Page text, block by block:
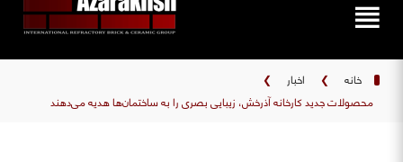
خانه ❯ اخبار
❯
محصولات جدید کارخانه آذرخش، زیبایی بصری را به ساختمان‌ها هدیه می‌دهند